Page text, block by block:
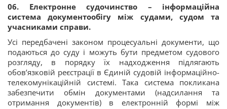
06. Електронне судочинство – інформаційна
система документообігу між судами, судом та
учасниками справи.
Усі передбачені законом процесуальні документи, що
подаються до суду і можуть бути предметом судового
розгляду, в порядку їх надходження підлягають
обов’язковій реєстрації в Єдиній судовій інформаційно-
телекомунікаційній системі. Така система покликана
забезпечити обмін документами (надсилання та
отримання документів) в електронній формі між